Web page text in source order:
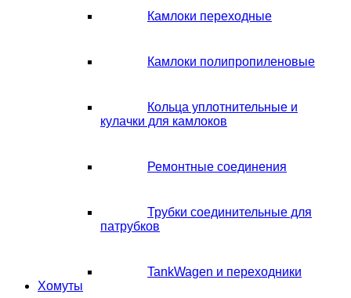
Камлоки переходные
Камлоки полипропиленовые
Кольца уплотнительные и
кулачки для камлоков
Ремонтные соединения
Трубки соединительные для
патрубков
TankWagen и переходники
Хомуты